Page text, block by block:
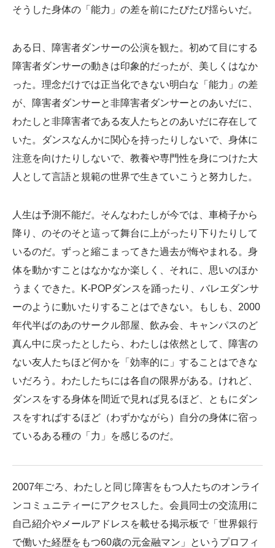
そうした身体の「能力」の差を前にたびたび揺らいだ。
ある日、障害者ダンサーの公演を観た。初めて目にする
障害者ダンサーの動きは印象的だったが、美しくはなか
った。理念だけでは正当化できない明白な「能力」の差
が、障害者ダンサーと非障害者ダンサーとのあいだに、
わたしと非障害者である友人たちとのあいだに存在して
いた。ダンスなんかに関心を持ったりしないで、身体に
注意を向けたりしないで、教養や専門性を身につけた大
人として言語と規範の世界で生きていこうと努力した。
人生は予測不能だ。そんなわたしが今では、車椅子から
降り、のそのそと這って舞台に上がったり下りたりして
いるのだ。ずっと縮こまってきた過去が悔やまれる。身
体を動かすことはなかなか楽しく、それに、思いのほか
うまくできた。K-POPダンスを踊ったり、バレエダンサ
ーのように動いたりすることはできない。もしも、2000
年代半ばのあのサークル部屋、飲み会、キャンパスのど
真ん中に戻ったとしたら、わたしは依然として、障害の
ない友人たちほど何かを「効率的に」することはできな
いだろう。わたしたちには各自の限界がある。けれど、
ダンスをする身体を間近で見れば見るほど、ともにダン
スをすればするほど（わずかながら）自分の身体に宿っ
ているある種の「力」を感じるのだ。
2007年ごろ、わたしと同じ障害をもつ人たちのオンライ
ンコミュニティーにアクセスした。会員同士の交流用に
自己紹介やメールアドレスを載せる掲示板で「世界銀行
で働いた経歴をもつ60歳の元金融マン」というプロフィ